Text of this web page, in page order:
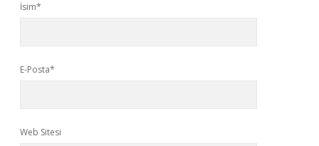
İsim*
E-Posta*
Web Sitesi